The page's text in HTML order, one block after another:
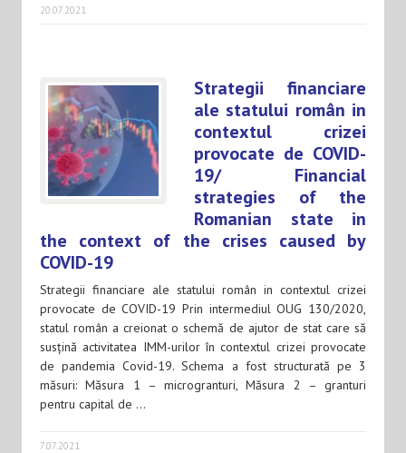
20.07.2021
Strategii financiare
ale statului român in
contextul crizei
provocate de COVID-
19/ Financial
strategies of the
Romanian state in
the context of the crises caused by
COVID-19
Strategii financiare ale statului român in contextul crizei
provocate de COVID-19 Prin intermediul OUG 130/2020,
statul român a creionat o schemă de ajutor de stat care să
susțină activitatea IMM-urilor în contextul crizei provocate
de pandemia Covid-19. Schema a fost structurată pe 3
măsuri: Măsura 1 – microgranturi, Măsura 2 – granturi
pentru capital de …
7.07.2021